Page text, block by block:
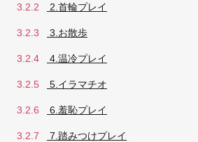
3.2.2 2.首輪プレイ
3.2.3 3.お散歩
3.2.4 4.温冷プレイ
3.2.5 5.イラマチオ
3.2.6 6.羞恥プレイ
3.2.7 7.踏みつけプレイ